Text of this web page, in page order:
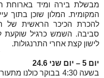
מבשלת בירה ומיד בארוחת
המקומית. המלון שוכן בתוך
להכרת הכיכר הראשית של
לישון קצת אחרי התרנגולות.
יום 5 – יום שני 24.6
בשעה 4:30 בבוקר